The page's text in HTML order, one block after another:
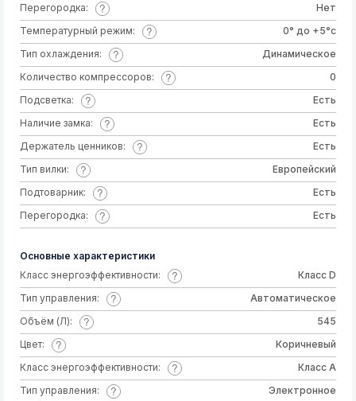
Перегородка:
Нет
Температурный режим:
0° до +5°c
Тип охлаждения:
Динамическое
Количество компрессоров:
0
Подсветка:
Есть
Наличие замка:
Есть
Держатель ценников:
Есть
Тип вилки:
Европейский
Подтоварник:
Есть
Перегородка:
Есть
Основные характеристики
Класс энергоэффективности:
Класс D
Тип управления:
Автоматическое
Объём (Л):
545
Цвет:
Коричневый
Класс энергоэффективности:
Класс А
Тип управления:
Электронное